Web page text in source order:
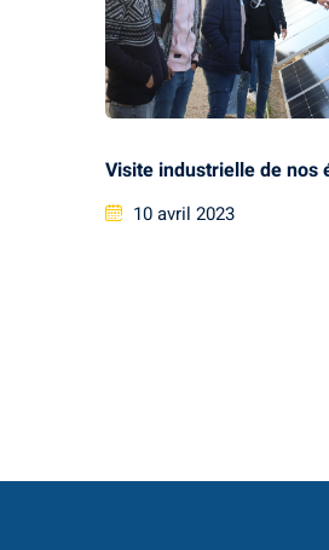
Visite industrielle de nos
10 avril 2023